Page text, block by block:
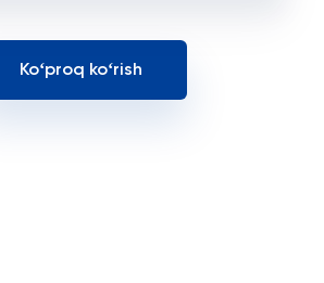
Koʻproq koʻrish